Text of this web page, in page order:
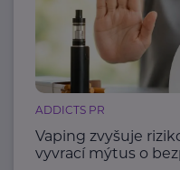
ADDICTS PR
Vaping zvyšuje
vyvrací mýtus o